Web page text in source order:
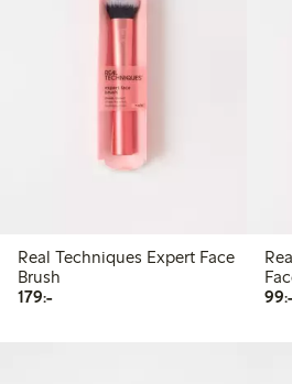
Real Techniques Expert Face
Brush
179:-179,00 kr